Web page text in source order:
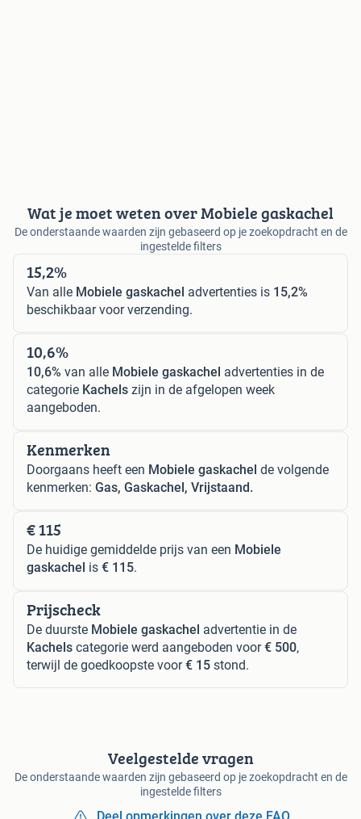
Wat je moet weten over Mobiele gaskachel
De onderstaande waarden zijn gebaseerd op je zoekopdracht en de
ingestelde filters
15,2%
Van alle Mobiele gaskachel advertenties is 15,2%
beschikbaar voor verzending.
10,6%
10,6% van alle Mobiele gaskachel advertenties in de
categorie Kachels zijn in de afgelopen week
aangeboden.
Kenmerken
Doorgaans heeft een Mobiele gaskachel de volgende
kenmerken: Gas, Gaskachel, Vrijstaand.
€ 115
De huidige gemiddelde prijs van een Mobiele
gaskachel is € 115.
Prijscheck
De duurste Mobiele gaskachel advertentie in de
Kachels categorie werd aangeboden voor€ 500,
terwijl de goedkoopste voor€ 15 stond.
Veelgestelde vragen
De onderstaande waarden zijn gebaseerd op je zoekopdracht en de
ingestelde filters